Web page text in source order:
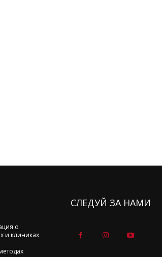
о
и клиниках
СЛЕДУЙ ЗА НАМИ